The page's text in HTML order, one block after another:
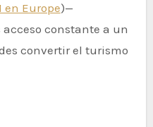
en Europe)—
constante a un
convertir el turismo